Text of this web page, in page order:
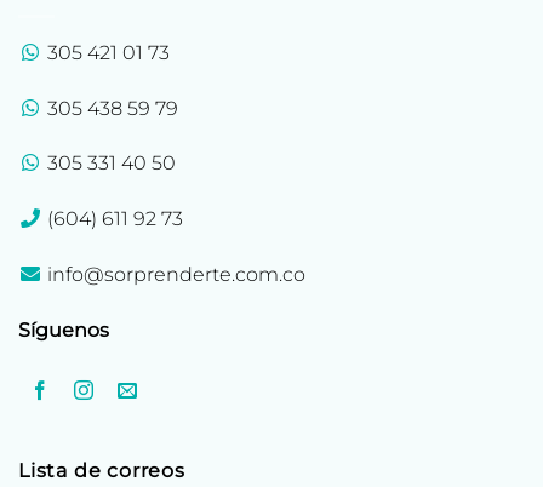
305 421 01 73
305 438 59 79
305 331 40 50
(604) 611 92 73
info@sorprenderte.com.co
Síguenos
Lista de correos